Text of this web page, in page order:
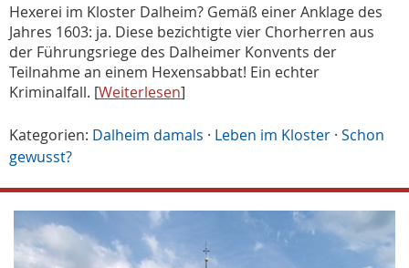
Hexerei im Kloster Dalheim? Gemäß einer Anklage des
Jahres 1603: ja. Diese bezichtigte vier Chorherren aus
der Führungsriege des Dalheimer Konvents der
Teilnahme an einem Hexensabbat! Ein echter
Kriminalfall. [Weiterlesen]
Kategorien: Dalheim damals · Leben im Kloster · Schon
gewusst?